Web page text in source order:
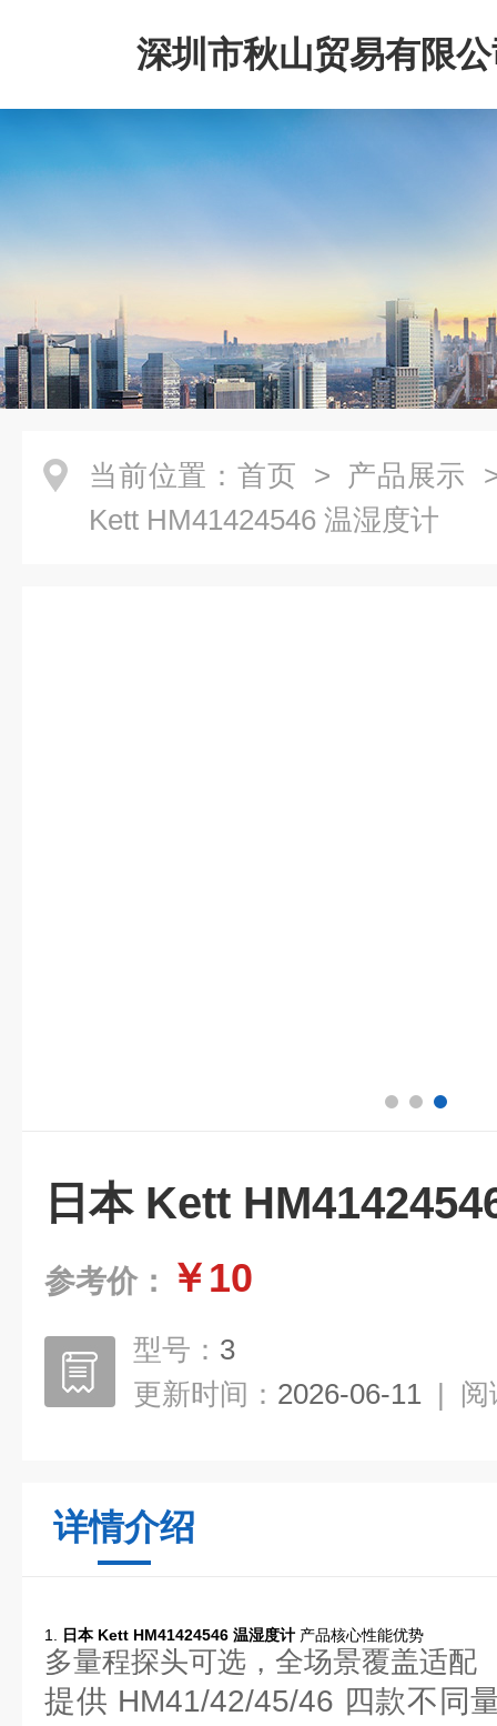
深圳市秋山贸易有限
当前位置： 首页 > 产品展示
Kett HM41424546 温湿度计
日本 Kett
参考价： ￥10
型号： 3
更新时间： 2026-06-11 | 阅
详情介绍
1. 日本 Kett HM41424546 温湿度计 产品核心性能优势
多量程探头可选，全场景覆盖适配
提供 HM41/42/45/46 四款不同